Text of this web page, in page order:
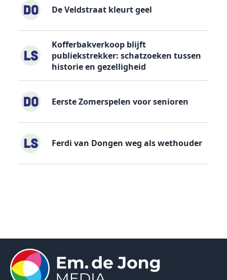
De Veldstraat kleurt geel
Kofferbakverkoop blijft
publiekstrekker: schatzoeken tussen
historie en gezelligheid
Eerste Zomerspelen voor senioren
Ferdi van Dongen weg als wethouder